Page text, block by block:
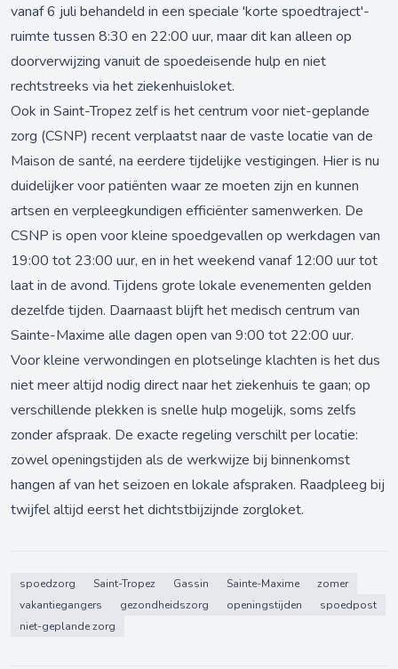
vanaf 6 juli behandeld in een speciale 'korte spoedtraject'-
ruimte tussen 8:30 en 22:00 uur, maar dit kan alleen op
doorverwijzing vanuit de spoedeisende hulp en niet
rechtstreeks via het ziekenhuisloket.
Ook in Saint-Tropez zelf is het centrum voor niet-geplande
zorg (CSNP) recent verplaatst naar de vaste locatie van de
Maison de santé, na eerdere tijdelijke vestigingen. Hier is nu
duidelijker voor patiënten waar ze moeten zijn en kunnen
artsen en verpleegkundigen efficiënter samenwerken. De
CSNP is open voor kleine spoedgevallen op werkdagen van
19:00 tot 23:00 uur, en in het weekend vanaf 12:00 uur tot
laat in de avond. Tijdens grote lokale evenementen gelden
dezelfde tijden. Daarnaast blijft het medisch centrum van
Sainte-Maxime alle dagen open van 9:00 tot 22:00 uur.
Voor kleine verwondingen en plotselinge klachten is het dus
niet meer altijd nodig direct naar het ziekenhuis te gaan; op
verschillende plekken is snelle hulp mogelijk, soms zelfs
zonder afspraak. De exacte regeling verschilt per locatie:
zowel openingstijden als de werkwijze bij binnenkomst
hangen af van het seizoen en lokale afspraken. Raadpleeg bij
twijfel altijd eerst het dichtstbijzijnde zorgloket.
spoedzorg Saint-Tropez Gassin Sainte-Maxime
zomer
vakantiegangers
gezondheidszorg openingstijden
spoedpost
niet-geplande zorg